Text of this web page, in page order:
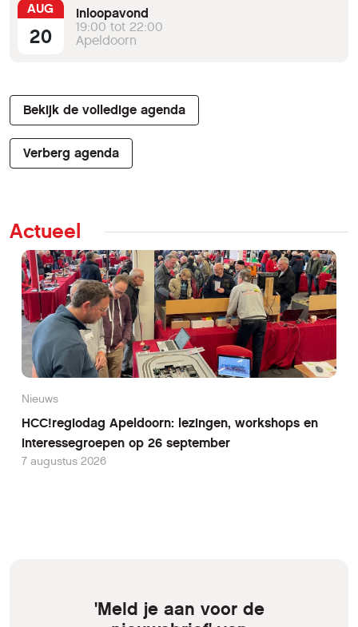
AUG
20
Inloopavond
19:00 tot 22:00
Apeldoorn
Bekijk de volledige agenda
Verberg agenda
Actueel
Nieuws
HCC!regiodag Apeldoorn: lezingen, workshops en
interessegroepen op 26 september
7 augustus 2026
'Meld je aan voor de